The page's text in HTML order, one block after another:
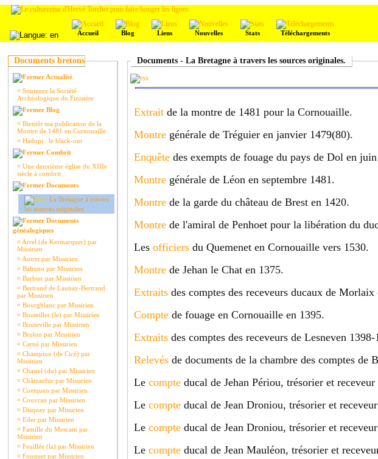
Accueil Blog Liens Nouvelles Stats Téléchargements
Documents bretons
Actualité
¤ Soutenez la Société
Archéologique du Finistère
Blog
¤ Bientôt ma publication de la
Montre de 1481 en Cornouaille
¤ Hadopi : le black-out
Combrit
¤ Une deuxième église du XIIIe
siècle à combrit
Documents
La Bretagne à travers
les sources originales.
Documents
généalogiques
¤ Arrel (de Kermarquer) par
Missirien
¤ Autret par Missirien
¤ Bahuno par Missirien
¤ Barbier par Missirien
¤ Bertrand de Launay-Bertrand
par Missirien
¤ Bourgblanc par Missirien
¤ Bouteiller (le) par Missirien
¤ Bouteville par Missirien
¤ Brulon par Missirien
¤ Carné par Missirien
¤ Champion (de Cicé) par
Missirien
¤ Chastel (du) par Missirien
¤ Châteaufur par Missirien
¤ Coetquen par Missirien
¤ Couvran par Missirien
¤ Disquay par Missirien
¤ Eder par Missirien
¤ Famille du Mescam par
Missirien
¤ Feuillée (la) par Missirien
¤ Fouquet par Missirien
Documents - La Bretagne à travers les sources originales.
Extrait de la montre de 1481 pour la Cornouaille.
Montre générale de Tréguier en janvier 1479(80).
Enquête des exempts de fouage du pays de Dol en
Montre générale de Léon en septembre 1481.
Montre de la garde du château de Brest en 1420.
Montre de l'amiral de Penhoet pour la libération du
Les officiers du Quemenet en Cornouaille vers 1530.
Montre de Jehan le Chat en 1375.
Extraits des comptes des receveurs ducaux de
Compte de fouage en Cornouaille en 1395.
Extraits des comptes des receveurs de Lesneven 1398-
Relevés de documents de la chambre des comptes de
Le compte ducal de Jehan Périou, trésorier et
Le compte ducal de Jean Droniou, trésorier et
Le compte ducal de Jean Droniou, trésorier et
Le compte ducal de Jean Mauléon, trésorier et